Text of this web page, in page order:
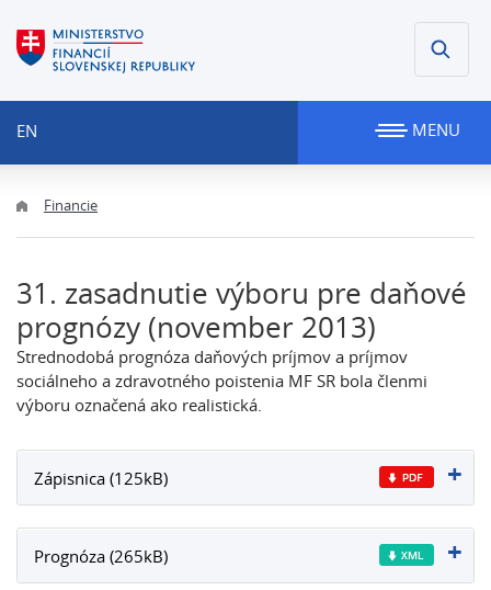
EN MENU
Financie
31. zasadnutie výboru pre daňové
prognózy (november 2013)
Strednodobá prognóza daňových príjmov a príjmov
sociálneho a zdravotného poistenia MF SR bola členmi
výboru označená ako realistická.
Zápisnica (125kB)
Prognóza (265kB)